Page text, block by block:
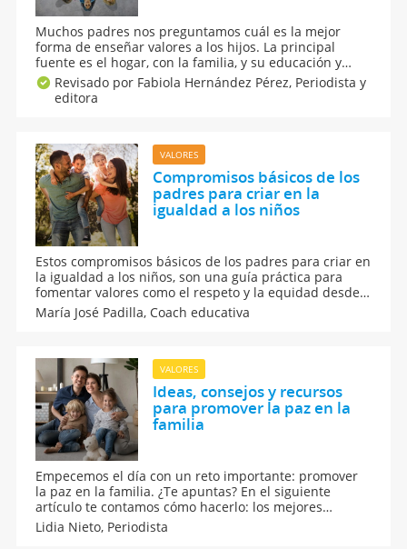
Muchos padres nos preguntamos cuál es la mejor
forma de enseñar valores a los hijos. La principal
fuente es el hogar, con la familia, y su educación y
desarrollo personal depende directamente de ellos.
En el marco del Día Mundial de la Solidaridad te
decimos cómo enseñar a los niños a ser solidarios.
Revisado por Fabiola Hernández Pérez, Periodista y
editora
VALORES
Compromisos básicos de los
padres para criar en la
igualdad a los niños
Estos compromisos básicos de los padres para criar en
la igualdad a los niños, son una guía práctica para
fomentar valores como el respeto y la equidad desde
la infancia. Aprende a dar ejemplo y promover la
empatía en casa porque educar en la igualdad es
María José Padilla, Coach educativa
VALORES
Ideas, consejos y recursos
para promover la paz en la
familia
Empecemos el día con un reto importante: promover
la paz en la familia. ¿Te apuntas? En el siguiente
artículo te contamos cómo hacerlo: los mejores
consejos para enseñar a los niños este gran valor, los
beneficios de llevarlo a cabo y más recursos extras
Lidia Nieto, Periodista